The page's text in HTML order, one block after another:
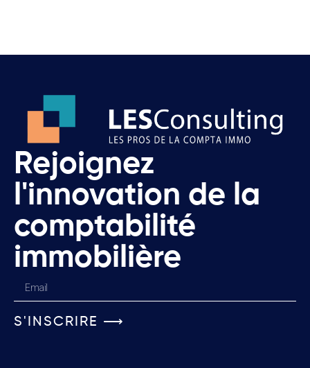
Rejoignez
l'innovation de la
comptabilité
immobilière
S'INSCRIRE ⟶